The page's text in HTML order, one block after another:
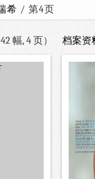
希 / 第4
幅, 4 页） 档案资